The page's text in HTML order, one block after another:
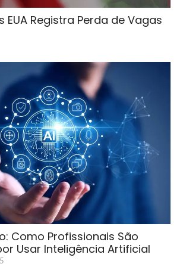
EUA Registra Perda de Vagas
Como Profissionais São
Usar Inteligência Artificial